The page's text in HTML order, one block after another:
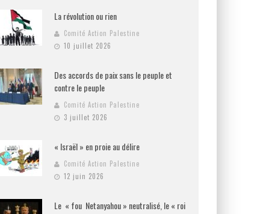
La révolution ou rien
Comité Action Palestine
10 juillet 2026
Des accords de paix sans le peuple et
contre le peuple
Comité Action Palestine
3 juillet 2026
« Israël » en proie au délire
Comité Action Palestine
12 juin 2026
Le « fou Netanyahou » neutralisé, le « roi